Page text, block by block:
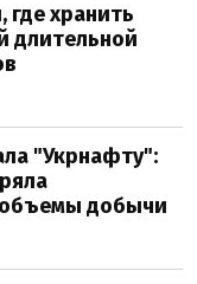
где хранить
длительной
"Укрнафту":
добычи